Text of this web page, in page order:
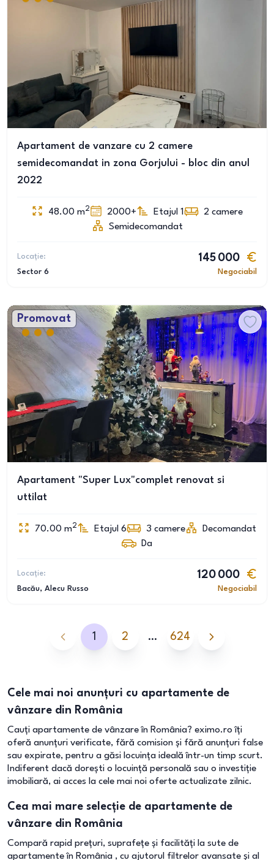
Apartament de vanzare cu 2 camere
semidecomandat in zona Gorjului - bloc din anul
2022
48.00 m2 2000+ Etajul 1 2 camere
Semidecomandat
Locație:
Sector 6
145 000
Negociabil
Promovat
Apartament "Super Lux"complet renovat si
uttilat
70.00 m2 Etajul 6 3 camere
Decomandat
Da
Locație:
Bacău, Alecu Russo
120 000
Negociabil
1 2 … 624
Cele mai noi anunțuri cu apartamente de
vânzare din România
Cauți apartamente de vânzare în România? eximo.ro îți
oferă anunțuri verificate, fără comision și fără anunțuri false
sau expirate, pentru a găsi locuința ideală într-un timp scurt.
Indiferent dacă dorești o locuință personală sau o investiție
imobiliară, ai acces la cele mai noi oferte actualizate zilnic.
Cea mai mare selecție de apartamente de
vânzare din România
Compară rapid prețuri, suprafețe și facilități la sute de
apartamente în România , cu ajutorul filtrelor avansate și al